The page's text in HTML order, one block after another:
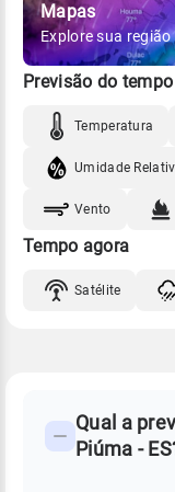
Mapas
Explore sua
Previsão do tempo
Temperatura
Umidade
Vento
Tempo agora
Satélite
PREVISÃO
TEMPO
Perguntas
Qual a
Piúma -